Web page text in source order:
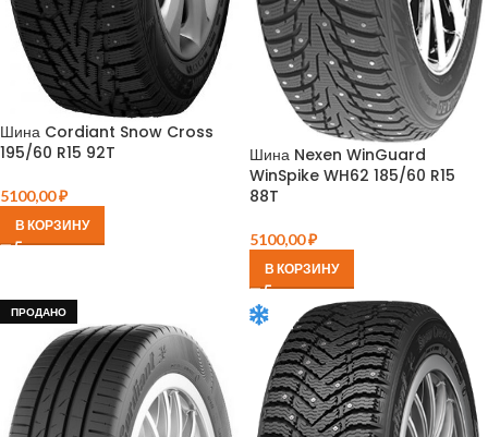
Шина Cordiant Snow Cross
195/60 R15 92T
5100,00₽
В КОРЗИНУ
Шина Nexen WinGuard
WinSpike WH62 185/60 R15
88T
5100,00₽
В КОРЗИНУ
ПРОДАНО